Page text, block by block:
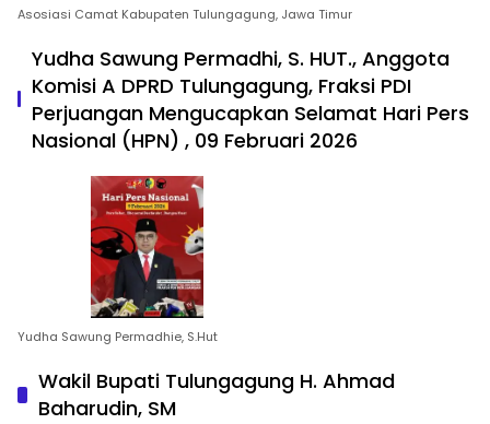
Asosiasi Camat Kabupaten Tulungagung, Jawa Timur
Yudha Sawung Permadhi, S. HUT., Anggota
Komisi A DPRD Tulungagung, Fraksi PDI
Perjuangan Mengucapkan Selamat Hari Pers
Nasional (HPN) , 09 Februari 2026
Yudha Sawung Permadhie, S.Hut
Wakil Bupati Tulungagung H. Ahmad
Baharudin, SM